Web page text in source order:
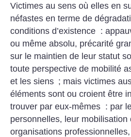
Victimes au sens où elles en
néfastes en terme de
conditions d’existence :
ou même absolu, précarité
sur le maintien de leur statut
toute perspective de mobilité
et les siens ; mais victimes
éléments sont ou croient être
trouver par eux-mêmes : par
personnelles, leur mobilisation
organisations